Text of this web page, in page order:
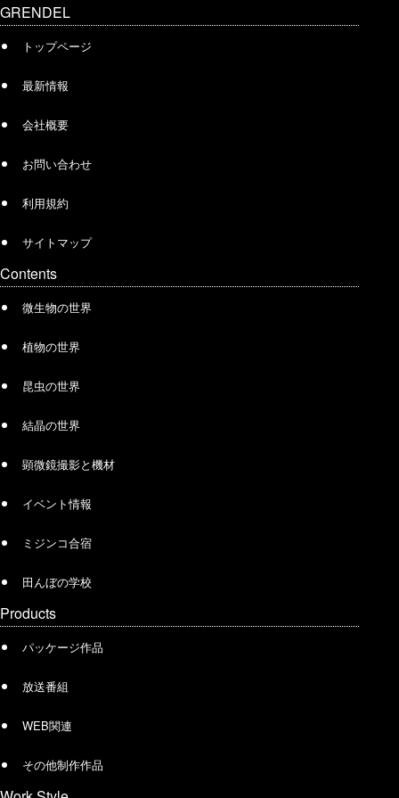
GRENDEL
トップページ
最新情報
会社概要
お問い合わせ
利用規約
サイトマップ
Contents
微生物の世界
植物の世界
昆虫の世界
結晶の世界
顕微鏡撮影と機材
イベント情報
ミジンコ合宿
田んぼの学校
Products
パッケージ作品
放送番組
WEB関連
その他制作作品